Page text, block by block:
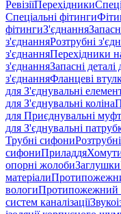
РевізіїПерехідники
Спеціальні фітинги
фітингиЗ'єднання
з'єднанняРозтрубні
з'єднанняПерехідники
з'єднанняЗапасні деталі
з'єднанняФланцеві
для З'єднувальні
для З'єднувальні коліна
для Приєднувальні
для З'єднувальні
Трубні сифони
сифониПриладдя
опорні жолобиЗаглушки
матеріали
вологиПротипожежний
систем каналізації